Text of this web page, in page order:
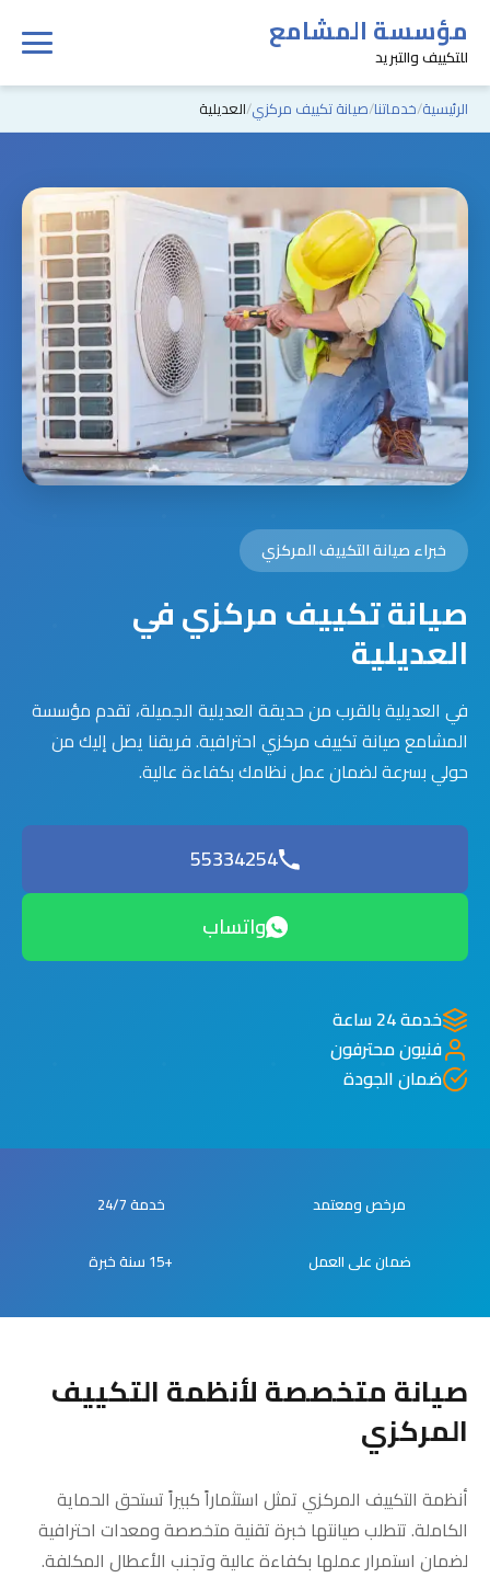
مؤسسة المشامع
للتكييف والتبريد
الرئيسية خدماتنا صيانة تكييف مركزي العديلية
خبراء صيانة التكييف المركزي
صيانة تكييف مركزي في
العديلية
في العديلية بالقرب من حديقة العديلية الجميلة، تقدم مؤسسة
المشامع صيانة تكييف مركزي احترافية. فريقنا يصل إليك من
حولي بسرعة لضمان عمل نظامك بكفاءة عالية.
55334254
واتساب
خدمة 24 ساعة
فنيون محترفون
ضمان الجودة
مرخص ومعتمد خدمة 24/7
ضمان على العمل +15 سنة خبرة
صيانة متخصصة لأنظمة التكييف
المركزي
أنظمة التكييف المركزي تمثل استثماراً كبيراً تستحق الحماية
الكاملة. تتطلب صيانتها خبرة تقنية متخصصة ومعدات احترافية
لضمان استمرار عملها بكفاءة عالية وتجنب الأعطال المكلفة.